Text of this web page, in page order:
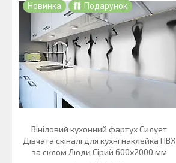
Новинка Подарунок
Вініловий кухонний фартух Силует
Дівчата скіналі для кухні наклейка ПВХ
за склом Люди Сірий 600х2000 мм